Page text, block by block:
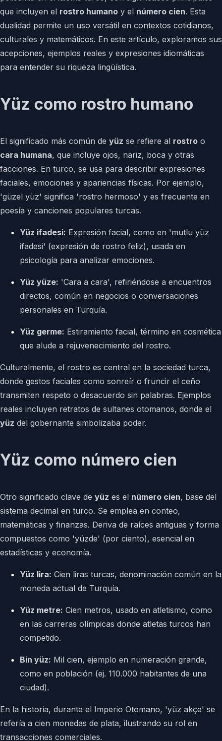
que incluyen el rostro humano y el número cien. Esta
dualidad permite un uso versátil en contextos cotidianos,
culturales y matemáticos. En este artículo, exploramos sus
acepciones, ejemplos reales y expresiones idiomáticas
para entender su riqueza lingüística.
Yüz como rostro humano
El significado más común de yüz se refiere al rostro o
cara humana, que incluye ojos, nariz, boca y otras
facciones. En turco, se usa para describir expresiones
faciales, emociones y apariencias físicas. Por ejemplo,
'güzel yüz' significa 'rostro hermoso' y es frecuente en
poesía y canciones populares turcas.
Yüz ifadesi: Expresión facial, como en 'mutlu yüz
ifadesi' (expresión de rostro feliz), usada en
psicología para analizar emociones.
Yüz yüze: 'Cara a cara', refiriéndose a encuentros
directos, común en negocios o conversaciones
personales en Turquía.
Yüz germe: Estiramiento facial, término en cosmética
que alude a rejuvenecimiento del rostro.
Culturalmente, el rostro es central en la sociedad turca,
donde gestos faciales como sonreír o fruncir el ceño
transmiten respeto o desacuerdo sin palabras. Ejemplos
reales incluyen retratos de sultanes otomanos, donde el
yüz del gobernante simbolizaba poder.
Yüz como número cien
Otro significado clave de yüz es el número cien, base del
sistema decimal en turco. Se emplea en conteo,
matemáticas y finanzas. Deriva de raíces antiguas y forma
compuestos como 'yüzde' (por ciento), esencial en
estadísticas y economía.
Yüz lira: Cien liras turcas, denominación común en la
moneda actual de Turquía.
Yüz metre: Cien metros, usado en atletismo, como
en las carreras olímpicas donde atletas turcos han
competido.
Bin yüz: Mil cien, ejemplo en numeración grande,
como en población (ej. 110.000 habitantes de una
ciudad).
En la historia, durante el Imperio Otomano, 'yüz akçe' se
refería a cien monedas de plata, ilustrando su rol en
transacciones comerciales.